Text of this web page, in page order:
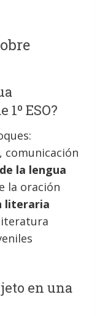
ESO?
la lengua
la oración
literaria
en una